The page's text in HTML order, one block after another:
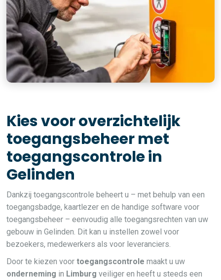
Kies voor overzichtelijk
toegangsbeheer met
toegangscontrole in
Gelinden
Dankzij toegangscontrole beheert u – met behulp van een
toegangsbadge, kaartlezer en de handige software voor
toegangsbeheer – eenvoudig alle toegangsrechten van uw
gebouw in Gelinden. Dit kan u instellen zowel voor
bezoekers, medewerkers als voor leveranciers.
Door te kiezen voortoegangscontrole maakt u uw
onderneming in Limburg veiliger en heeft u steeds een